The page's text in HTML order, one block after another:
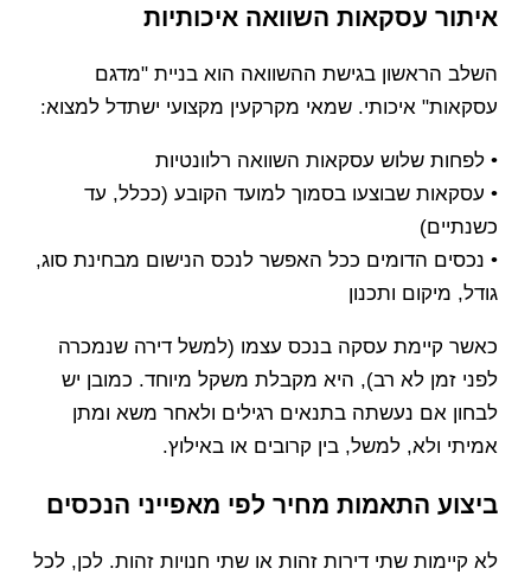
איתור עסקאות השוואה איכותיות
השלב הראשון בגישת ההשוואה הוא בניית "מדגם
עסקאות" איכותי. שמאי מקרקעין מקצועי ישתדל למצוא:
• לפחות שלוש עסקאות השוואה רלוונטיות
• עסקאות שבוצעו בסמוך למועד הקובע (ככלל, עד
כשנתיים)
• נכסים הדומים ככל האפשר לנכס הנישום מבחינת סוג,
גודל, מיקום ותכנון
כאשר קיימת עסקה בנכס עצמו (למשל דירה שנמכרה
לפני זמן לא רב), היא מקבלת משקל מיוחד. כמובן יש
לבחון אם נעשתה בתנאים רגילים ולאחר משא ומתן
אמיתי ולא, למשל, בין קרובים או באילוץ.
ביצוע התאמות מחיר לפי מאפייני הנכסים
לא קיימות שתי דירות זהות או שתי חנויות זהות. לכן, לכל